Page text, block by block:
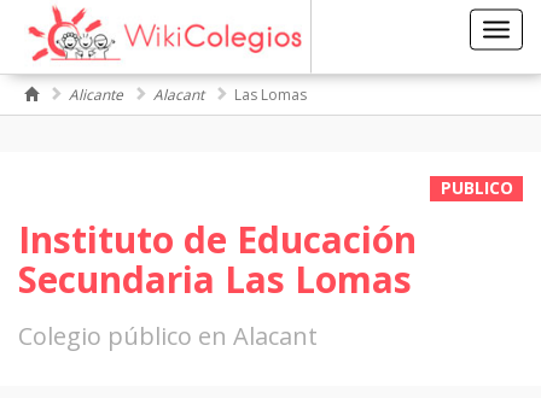
Alicante Alacant Las Lomas
PUBLICO
Instituto de Educación
Secundaria Las Lomas
Colegio público en Alacant